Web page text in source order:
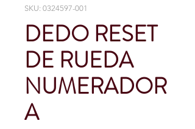
SKU: 0324597-001
DEDO RESET
DE RUEDA
NUMERADOR
A